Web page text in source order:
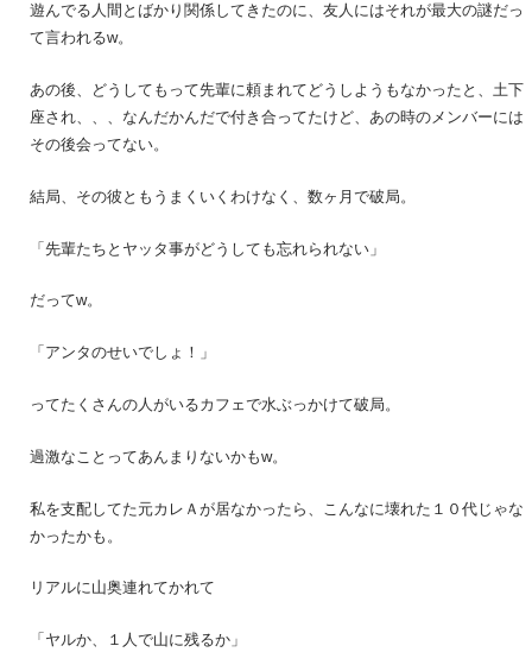
遊んでる人間とばかり関係してきたのに、友人にはそれが最大の謎だっ
て言われるw。
あの後、どうしてもって先輩に頼まれてどうしようもなかったと、土下
座され、、、なんだかんだで付き合ってたけど、あの時のメンバーには
その後会ってない。
結局、その彼ともうまくいくわけなく、数ヶ月で破局。
「先輩たちとヤッタ事がどうしても忘れられない」
だってw。
「アンタのせいでしょ！」
ってたくさんの人がいるカフェで水ぶっかけて破局。
過激なことってあんまりないかもw。
私を支配してた元カレＡが居なかったら、こんなに壊れた１０代じゃな
かったかも。
リアルに山奥連れてかれて
「ヤルか、１人で山に残るか」